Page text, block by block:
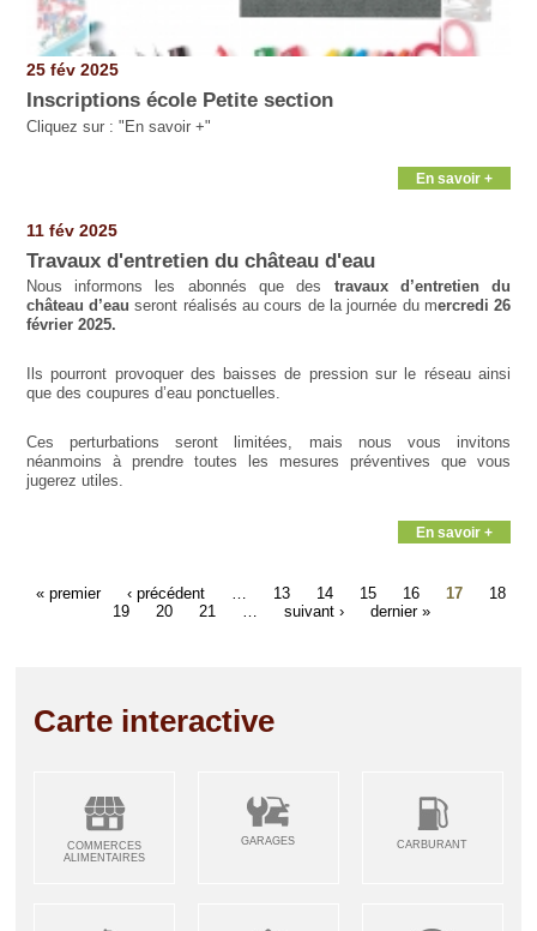
25 fév 2025
Inscriptions école Petite section
Cliquez sur : "En savoir +"
En savoir +
11 fév 2025
Travaux d'entretien du château d'eau
Nous informons les abonnés que des travaux d’entretien du
château d’eau seront réalisés au cours de la journée du mercredi 26
février 2025.
Ils pourront provoquer des baisses de pression sur le réseau ainsi
que des coupures d’eau ponctuelles.
Ces perturbations seront limitées, mais nous vous invitons
néanmoins à prendre toutes les mesures préventives que vous
jugerez utiles.
En savoir +
« premier ‹ précédent 13 14 15 16 17
18
19
20 21 suivant › dernier »
Carte interactive
COMMERCES
ALIMENTAIRES
GARAGES CARBURANT